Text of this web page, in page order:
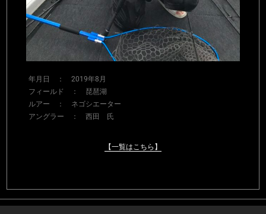
年月日 ： 2019年8月
フィールド ： 琵琶湖
ルアー ： ネゴシエーター
アングラー ： 西田 氏
【一覧はこちら】